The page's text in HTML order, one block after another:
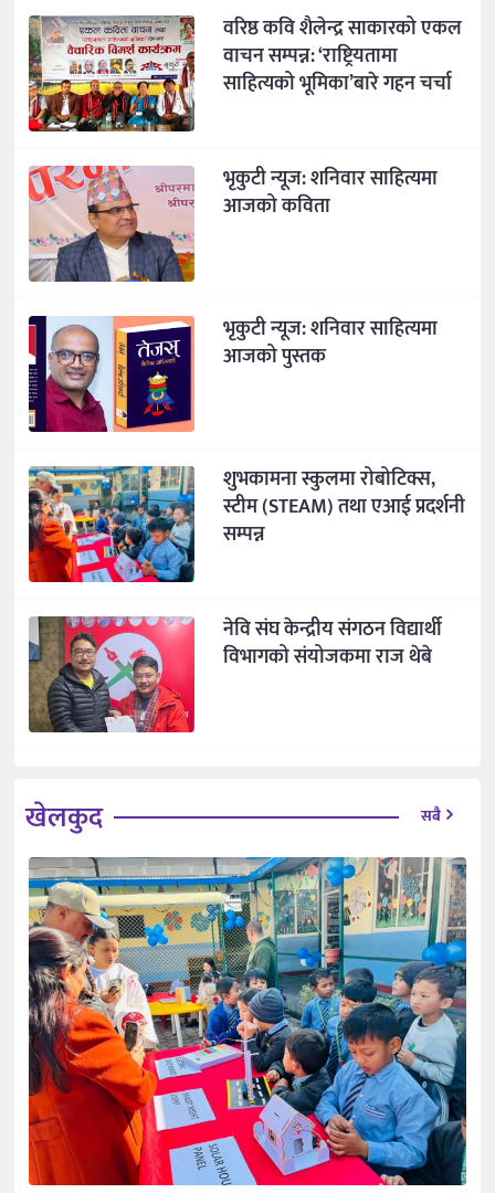
वरिष्ठ कवि शैलेन्द्र साकारको एकल
वाचन सम्पन्न: ‘राष्ट्रियतामा
साहित्यको भूमिका’बारे गहन चर्चा
भृकुटी न्यूज: शनिवार साहित्यमा
आजको कविता
भृकुटी न्यूज: शनिवार साहित्यमा
आजको पुस्तक
शुभकामना स्कुलमा रोबोटिक्स,
स्टीम (STEAM) तथा एआई प्रदर्शनी
सम्पन्न
नेवि संघ केन्द्रीय संगठन विद्यार्थी
विभागको संयोजकमा राज थेबे
खेलकुद सबै